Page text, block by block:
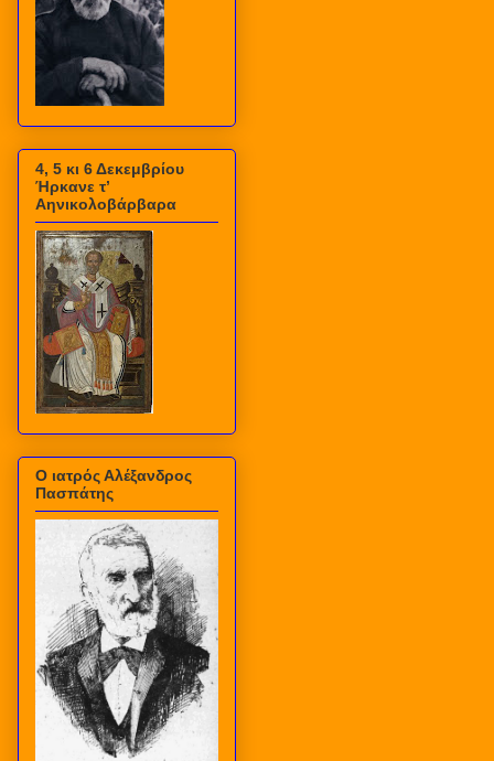
4, 5 κι 6 Δεκεμβρίου
Ήρκανε τ’
Αηνικολοβάρβαρα
Ο ιατρός Αλέξανδρος
Πασπάτης